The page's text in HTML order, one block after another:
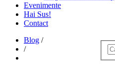
Evenimente
Hai Sus!
Contact
Blog /
/